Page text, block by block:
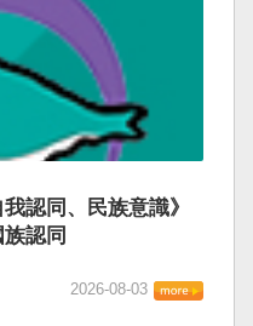
認同、民族意識》
認同
2026-08-03